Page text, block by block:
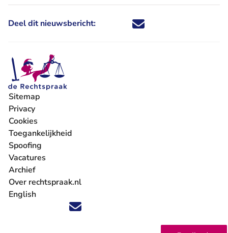
Deel dit nieuwsbericht: Deel dit nieuwsbericht via X -
Deel dit nieuwsbericht via
Deel dit nieuwsbericht
Deel dit
Volg ons op X (Twitter) - U verlaat Rechtspraak.nl
Volg ons op Facebook - U verlaat Rechtspraak.nl
Volg ons op Instagram - U verlaat Rechtspraak.nl
Volg ons op Youtube - U verlaat Rechtspraak.nl
Volg ons op LinkedIn - U verlaat
'Blijf op de hoogte' nieuwsbrief - U verlaat
Sitemap
Privacy
Cookies
Toegankelijkheid
Spoofing
Vacatures
- U verlaat Rechtspraak.nl
Archief
Over rechtspraak.nl
English